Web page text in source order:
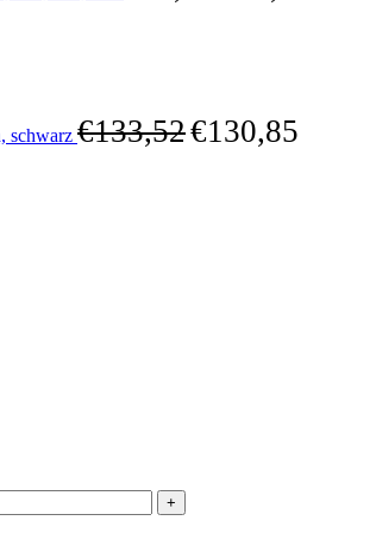
schwarz €133,52€130,85